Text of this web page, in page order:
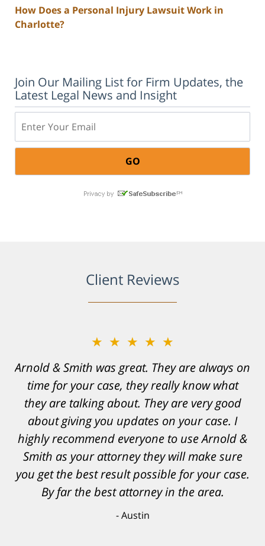
How Does a Personal Injury Lawsuit Work in
Charlotte?
Join Our Mailing List for Firm Updates, the
Latest Legal News and Insight
Client Reviews
★★★★★
Resonable expectations were set and the
results far exceeded them. I was well
informed, prepared and supported by Matt
and his team. They provided comfort and
confidence, as well as a great outcome. I
can't possibly describe how grateful I truly
am for what they have done for me. Matt was
recommended to be by another trusted
individual and I believe that was a blessing.